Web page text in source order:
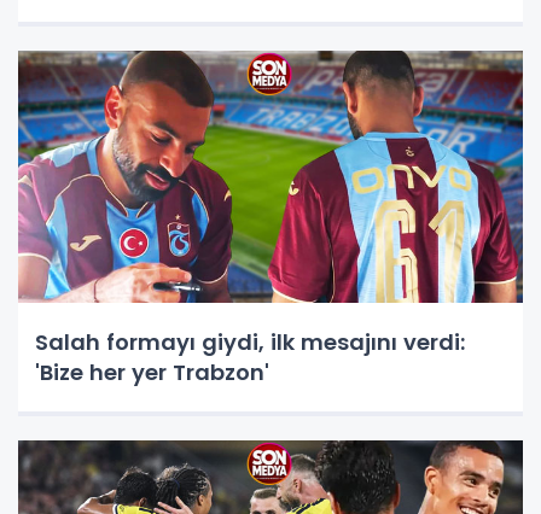
Salah formayı giydi, ilk mesajını verdi:
'Bize her yer Trabzon'